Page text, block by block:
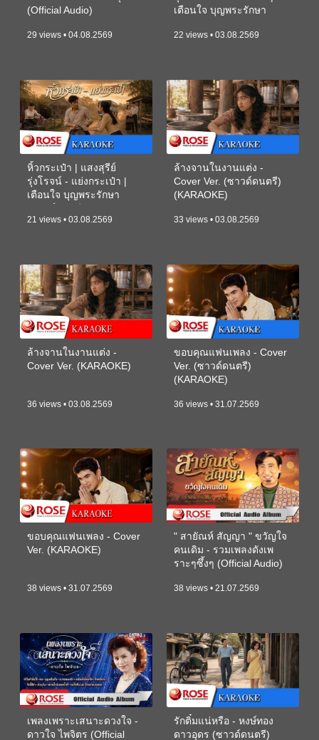
(Official Audio)
29 views • 04.08.2569
เตือนใจ บุญพระรักษา
22 views • 03.08.2569
หิ้วกระเป๋า | แสงสุรีย์
รุ่งโรจน์ - แย่งกระเป๋า |
เตือนใจ บุญพระรักษา
21 views • 03.08.2569
ล้างจานในงานแต่ง -
Cover Ver. (ซาวด์ดนตรี)
(KARAOKE)
33 views • 03.08.2569
ล้างจานในงานแต่ง -
Cover Ver. (KARAOKE)
36 views • 03.08.2569
ขอบคุณแฟนเพลง - Cover
Ver. (ซาวด์ดนตรี)
(KARAOKE)
36 views • 31.07.2569
ขอบคุณแฟนเพลง - Cover
Ver. (KARAOKE)
38 views • 31.07.2569
" สายัณห์ สัญญา " ขวัญใจ
คนเดิม - รวมเพลงดังเพ
ราะๆซึ้งๆ (Official Audio)
38 views • 21.07.2569
เพลงเพราะเสนาะดวงใจ -
ดาวใจ ไพจิตร (Official
รักติ๋มแน่หรือ - หงษ์ทอง
ดาวอุดร (ซาวด์ดนตรี)